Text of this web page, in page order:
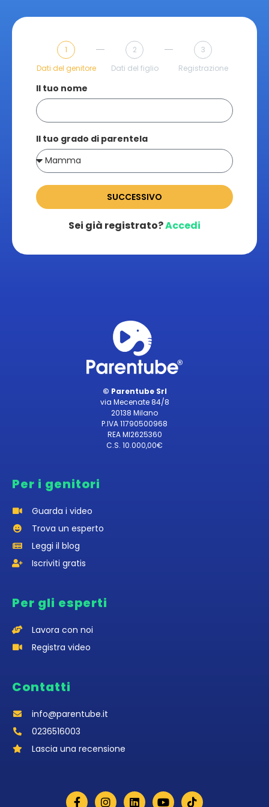
1
Dati del genitore
2
Dati del figlio
3
Registrazione
Il tuo nome
Il tuo grado di parentela
SUCCESSIVO
Sei già registrato?Accedi
© Parentube Srl
via Mecenate 84/8
20138 Milano
P.IVA 11790500968
REA MI2625360
C.S. 10.000,00€
Per i genitori
Guarda i video
Trova un esperto
Leggi il blog
Iscriviti gratis
Per gli esperti
Lavora con noi
Registra video
Contatti
info@parentube.it
0236516003‬
Lascia una recensione